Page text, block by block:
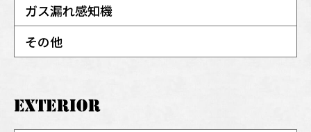
ガス漏れ感知機
その他